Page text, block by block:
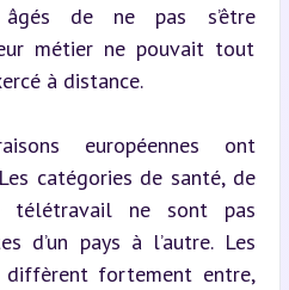
âgés de ne pas s’être
métier ne pouvait tout
à distance.
européennes ont
catégories de santé, de
télétravail ne sont pas
d’un pays à l’autre. Les
diffèrent fortement entre,